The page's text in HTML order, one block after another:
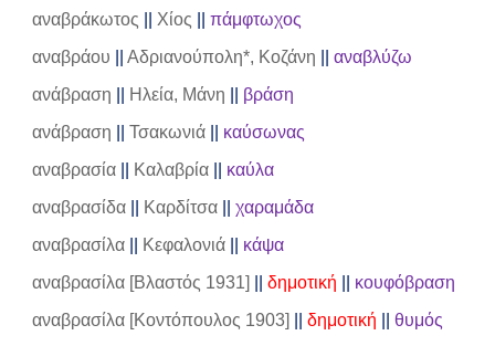
αναβράκωτος
Χίος
πάμφτωχος
αναβράου
Αδριανούπολη*, Κοζάνη
αναβλύζω
ανάβραση
Ηλεία, Μάνη
βράση
ανάβραση
Τσακωνιά|| καύσωνας
αναβρασία|| Καλαβρία|| καύλα
αναβρασίδα|| Καρδίτσα|| χαραμάδα
αναβρασίλα|| Κεφαλονιά|| κάψα
αναβρασίλα [Βλαστός 1931]
δημοτική
κουφόβραση
αναβρασίλα [Κοντόπουλος 1903]
δημοτική
θυμός